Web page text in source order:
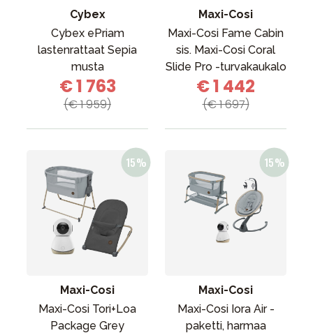
Cybex
Cybex ePriam
lastenrattaat Sepia
musta
€ 1 763
(€ 1 959)
Maxi-Cosi
Maxi-Cosi Fame Cabin
sis. Maxi-Cosi Coral
Slide Pro -turvakaukalo
€ 1 442
(€ 1 697)
Maxi-Cosi
Maxi-Cosi Tori+Loa
Package Grey
Maxi-Cosi
Maxi-Cosi Iora Air -
paketti, harmaa